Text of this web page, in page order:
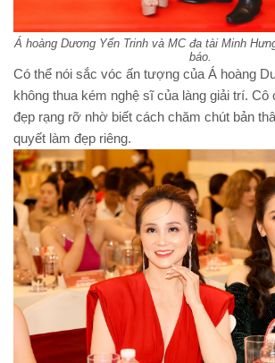
Á hoàng Dương Yến Trinh và MC đa tài Minh
báo.
Có thể nói sắc vóc ấn tượng của Á hoàng
không thua kém nghệ sĩ của làng giải trí. Cô
đẹp rạng rỡ nhờ biết cách chăm chút bản
quyết làm đẹp riêng.